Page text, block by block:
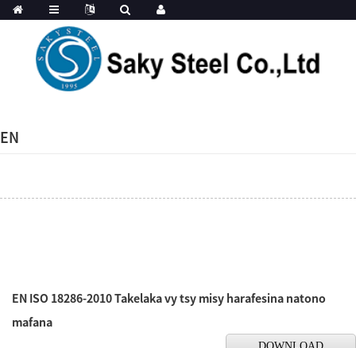
EN
EN ISO 18286-2010 Takelaka vy tsy misy harafesina natono
mafana